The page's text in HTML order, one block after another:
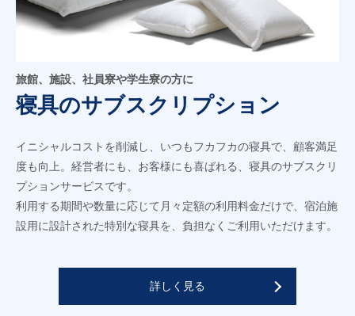
旅館、施設、社員寮や学生寮の方に
寝具のサブスクリプション
イニシャルコストを削減し、いつもフカフカの寝具で、顧客満足
度も向上。経営者にも、お客様にも喜ばれる、寝具のサブスクリ
プションサービスです。
利用する期間や数量に応じて月々定額の利用料金だけで、宿泊施
設用に設計された特別な寝具を、負担なくご利用いただけます。
詳しく見る